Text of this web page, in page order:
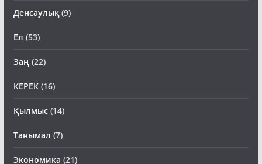
Денсаулық(9)
Ел (53)
Заң(22)
КЕРЕК(16)
Қылмыс(14)
Танымал (7)